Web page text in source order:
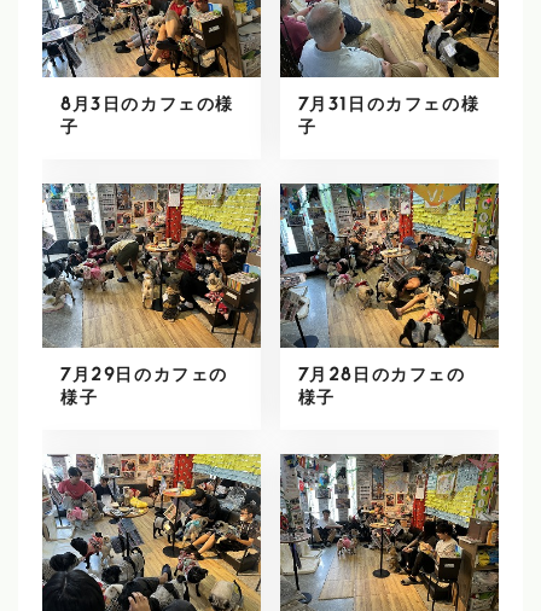
8月3日のカフェの様
子
7月31日のカフェの様
子
7月29日のカフェの
様子
7月28日のカフェの
様子